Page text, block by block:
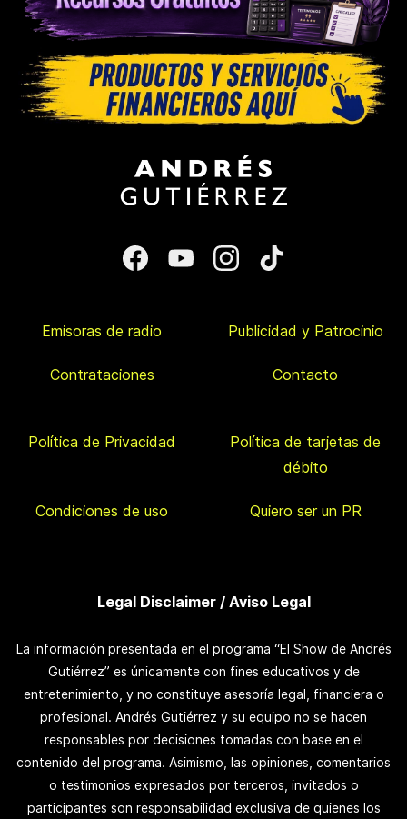
Emisoras de radio Publicidad y Patrocinio
Contrataciones Contacto
Política de Privacidad
Política de tarjetas de
débito
Condiciones de uso Quiero ser un PR
Legal Disclaimer / Aviso Legal
La información presentada en el programa “El Show de Andrés
Gutiérrez” es únicamente con fines educativos y de
entretenimiento, y no constituye asesoría legal, financiera o
profesional. Andrés Gutiérrez y su equipo no se hacen
responsables por decisiones tomadas con base en el
contenido del programa. Asimismo, las opiniones, comentarios
o testimonios expresados por terceros, invitados o
participantes son responsabilidad exclusiva de quienes los